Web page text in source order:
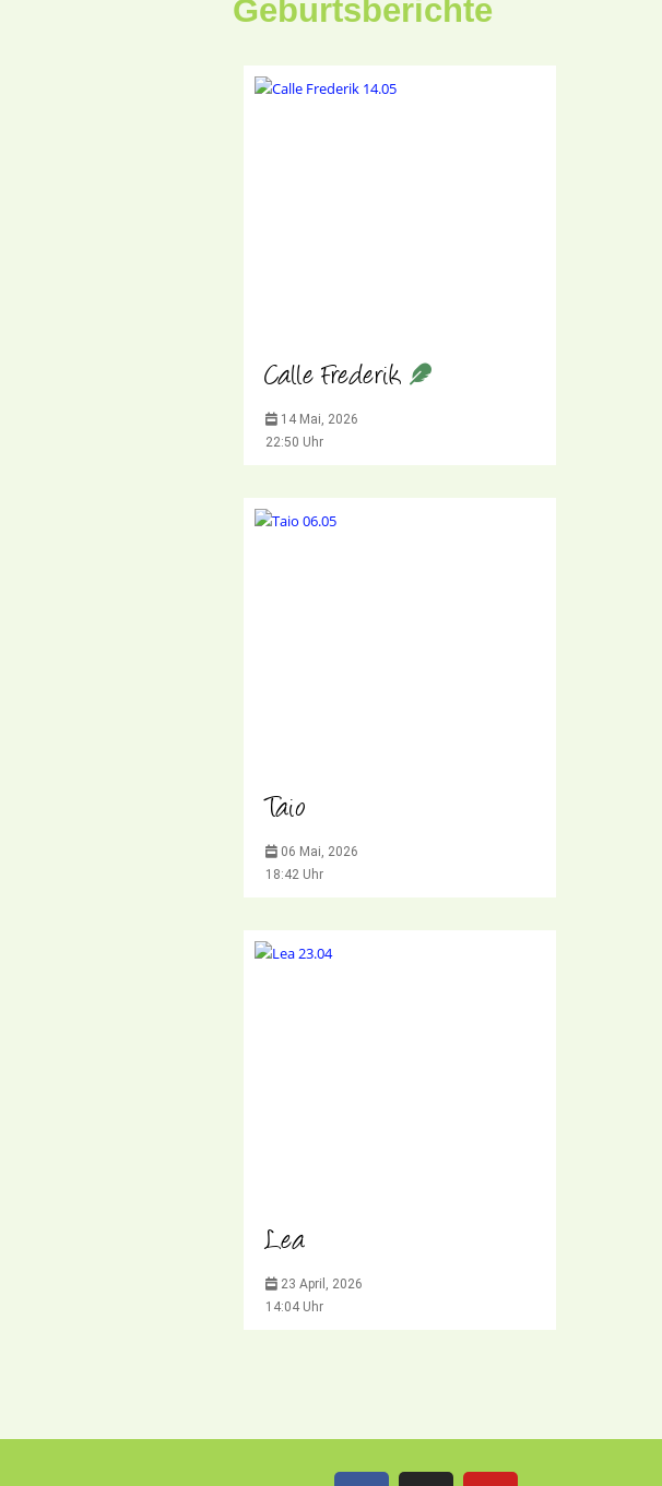
Geburtsberichte
Calle Frederik
14 Mai, 2026
22:50 Uhr
Taio
06 Mai, 2026
18:42 Uhr
Lea
23 April, 2026
14:04 Uhr